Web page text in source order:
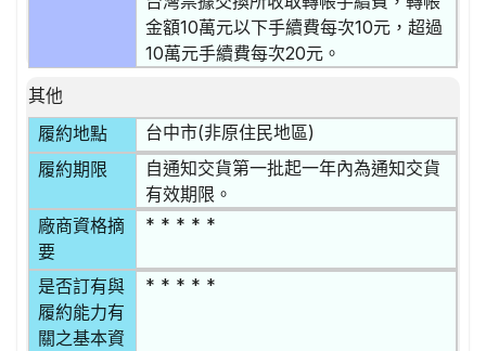
金額10萬元以下手續費每次10元，超過
10萬元手續費每次20元。
其他
履約地點
台中市(非原住民地區)
履約期限
自通知交貨第一批起一年內為通知交貨
有效期限。
廠商資格摘
要
* * * * *
是否訂有與
履約能力有
關之基本資
* * * * *